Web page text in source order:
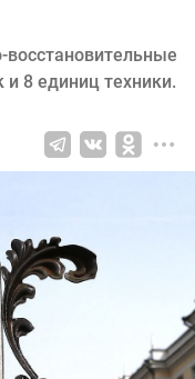
и 8 единиц техники.